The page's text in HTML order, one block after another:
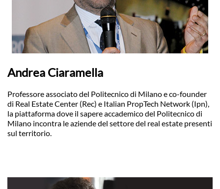
Andrea Ciaramella
Professore associato del Politecnico di Milano e co-founder
di Real Estate Center (Rec) e Italian PropTech Network (Ipn),
la piattaforma dove il sapere accademico del Politecnico di
Milano incontra le aziende del settore del real estate presenti
sul territorio.